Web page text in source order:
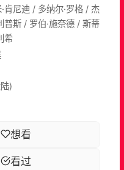
肯尼迪 / 多纳尔·罗格 / 杰
普斯 / 罗伯·施奈德 / 斯蒂
希
)
想看
看过